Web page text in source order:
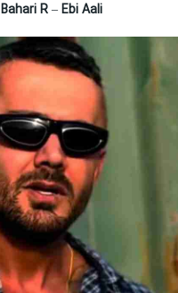
Bahari R– Ebi Aali